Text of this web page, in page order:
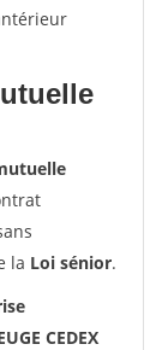
la Loi sénior.
CEDEX